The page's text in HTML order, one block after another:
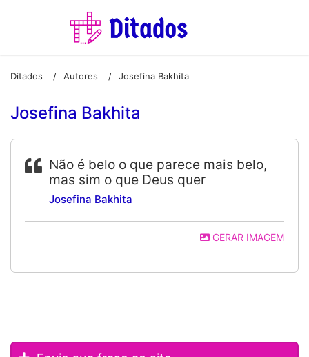
Ditados / Autores / Josefina Bakhita
Josefina Bakhita
Não é belo o que parece mais belo,
mas sim o que Deus quer
Josefina Bakhita
GERAR IMAGEM